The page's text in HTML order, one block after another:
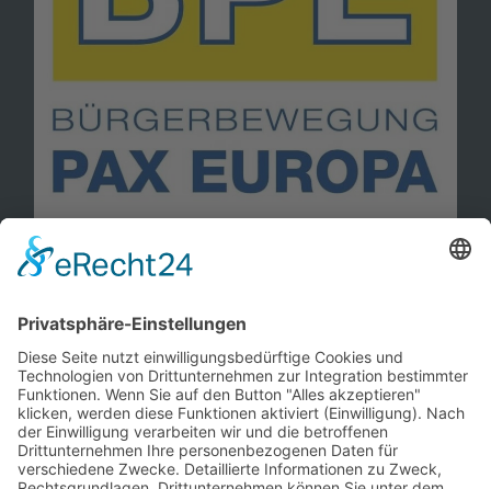
Kontakt
Mitglied werden!
Impressum
Datenschutz